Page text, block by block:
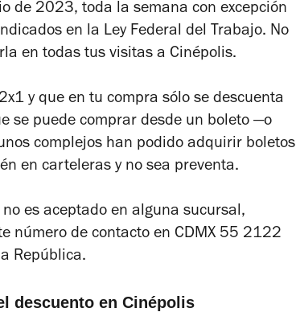
de 2023, toda la semana con excepción
en la Ley Federal del Trabajo. No
en todas tus visitas a Cinépolis.
y que en tu compra sólo se descuenta
se puede comprar desde un boleto —o
complejos han podido adquirir boletos
en carteleras y no sea preventa.
es aceptado en alguna sucursal,
número de contacto en CDMX 55 2122
República.
descuento en Cinépolis